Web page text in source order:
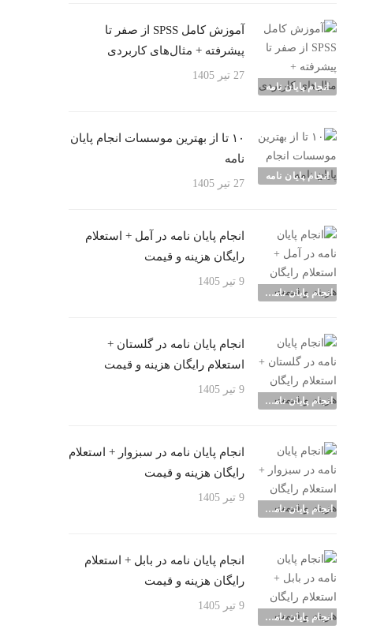
انجام پایان نامه
آموزش کامل SPSS از صفر تا
پیشرفته + مثال‌های کاربردی
27 تیر 1405
انجام پایان نامه
۱۰ تا از بهترین موسسات انجام پایان
نامه
27 تیر 1405
انجام پایان نامه شهرها
انجام پایان نامه در آمل + استعلام
رایگان هزینه و قیمت
9 تیر 1405
انجام پایان نامه شهرها
انجام پایان نامه در گلستان +
استعلام رایگان هزینه و قیمت
9 تیر 1405
انجام پایان نامه شهرها
انجام پایان نامه در سبزوار + استعلام
رایگان هزینه و قیمت
9 تیر 1405
انجام پایان نامه شهرها
انجام پایان نامه در بابل + استعلام
رایگان هزینه و قیمت
9 تیر 1405